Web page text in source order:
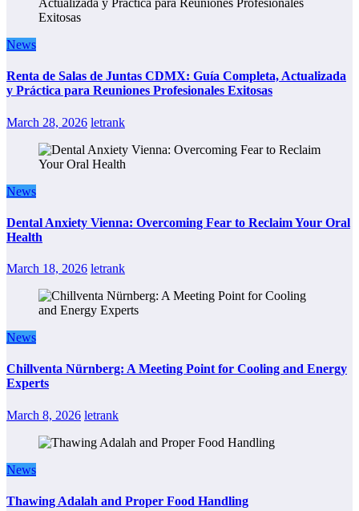
News
Renta de Salas de Juntas CDMX: Guía Completa, Actualizada
y Práctica para Reuniones Profesionales Exitosas
March 28, 2026 letrank
News
Dental Anxiety Vienna: Overcoming Fear to Reclaim Your Oral
Health
March 18, 2026 letrank
News
Chillventa Nürnberg: A Meeting Point for Cooling and Energy
Experts
March 8, 2026 letrank
News
Thawing Adalah and Proper Food Handling